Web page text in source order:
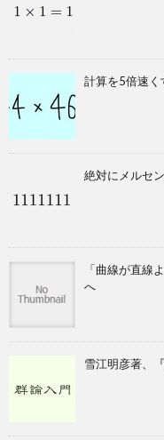
計算を5倍速く
絶対にメルセ
「曲線が直線
へ
雪江明彦著、